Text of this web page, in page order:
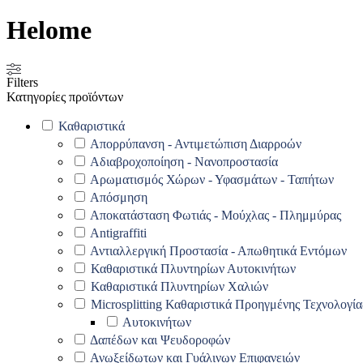
Helome
Filters
Κατηγορίες προϊόντων
Καθαριστικά
Απορρύπανση - Αντιμετώπιση Διαρροών
Αδιαβροχοποίηση - Νανοπροστασία
Αρωματισμός Χώρων - Υφασμάτων - Ταπήτων
Απόσμηση
Αποκατάσταση Φωτιάς - Μούχλας - Πλημμύρας
Antigraffiti
Αντιαλλεργική Προστασία - Απωθητικά Εντόμων
Καθαριστικά Πλυντηρίων Αυτοκινήτων
Καθαριστικά Πλυντηρίων Χαλιών
Microsplitting Καθαριστικά Προηγμένης
Αυτοκινήτων
Δαπέδων και Ψευδοροφών
Ανωξείδωτων και Γυάλινων Επιφανειών